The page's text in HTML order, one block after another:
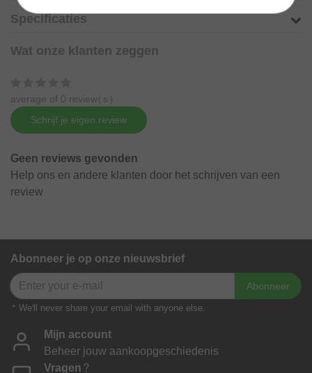
Specificaties
Wat onze klanten zeggen
average of 0 review(s)
Schrijf je eigen review
Geen reviews gevonden
Help ons en andere klanten door het schrijven van een
review
Abonneer je op onze nieuwsbrief
Abonneer
* We'll never share your email with anyone else.
Mijn account
Beheer jouw aankoopgeschiedenis
Vragen?